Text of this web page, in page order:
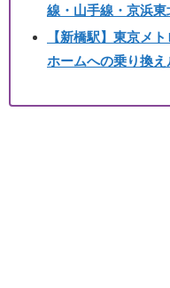
線・山手線・京浜
【新橋駅】東京メ
ホームへの乗り換え